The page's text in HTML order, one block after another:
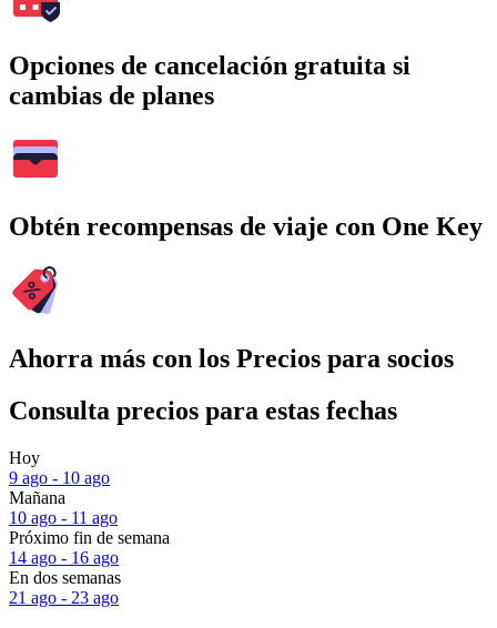
Opciones de cancelación gratuita si
cambias de planes
Obtén recompensas de viaje con One Key
Ahorra más con los Precios para socios
Consulta precios para estas fechas
Hoy
9 ago - 10 ago
Mañana
10 ago - 11 ago
Próximo fin de semana
14 ago - 16 ago
En dos semanas
21 ago - 23 ago